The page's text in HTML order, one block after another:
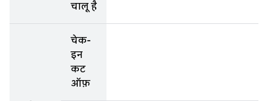
चालू है
चेक-
इन
कट
ऑफ़